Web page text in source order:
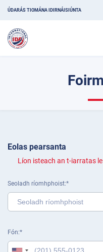
ÚDARÁS TIOMÁNA IDIRNÁISIÚNTA
Eolas pearsanta
Líon isteach an t-iarratas
Seoladh ríomhphoist
Fón